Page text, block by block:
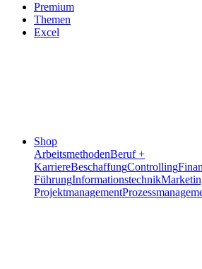
Premium
Themen
Excel
Shop
ArbeitsmethodenBeruf +
KarriereBeschaffungControlling
FührungInformationstechnik
Projektmanagement